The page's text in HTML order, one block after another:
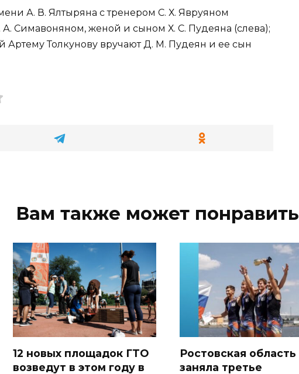
А. В. Ялтыряна с тренером С. Х. Явруяном
Симавоняном, женой и сыном Х. С. Пудеяна (слева);
Артему Толкунову вручают Д. М. Пудеян и ее сын
Вам также может
12 новых площадок ГТО
возведут в этом году в
Ростовская область
заняла третье